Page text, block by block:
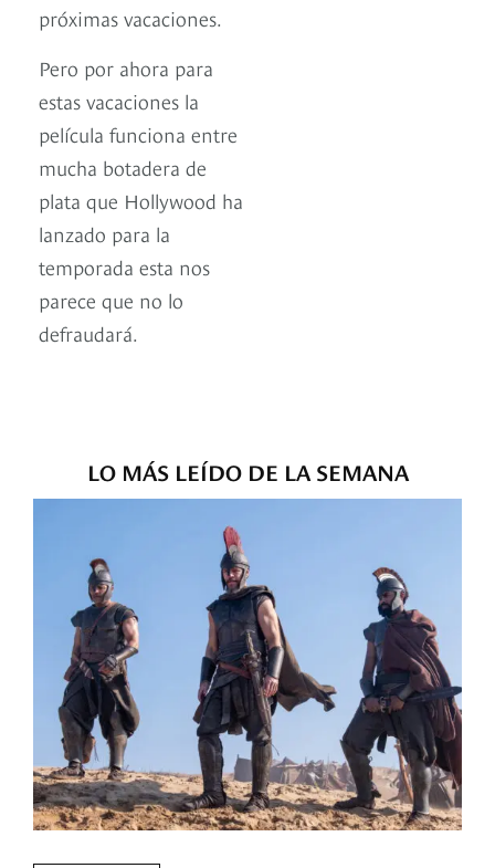
próximas vacaciones.
Pero por ahora para
estas vacaciones la
película funciona entre
mucha botadera de
plata que Hollywood ha
lanzado para la
temporada esta nos
parece que no lo
defraudará.
LO MÁS LEÍDO DE LA SEMANA